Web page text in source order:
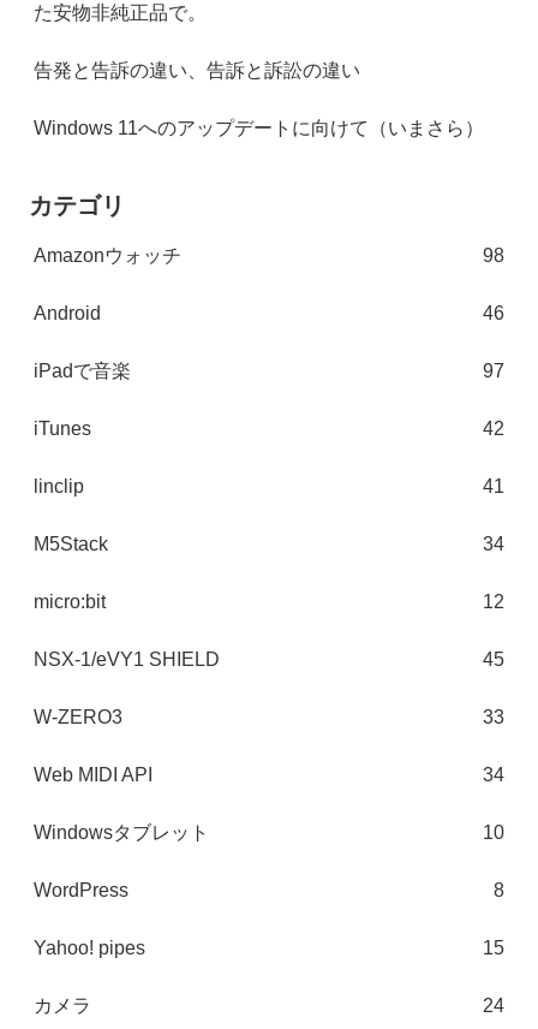
た安物非純正品で。
告発と告訴の違い、告訴と訴訟の違い
Windows 11へのアップデートに向けて（いまさら）
カテゴリ
Amazonウォッチ 98
Android 46
iPadで音楽 97
iTunes 42
linclip 41
M5Stack 34
micro:bit 12
NSX-1/eVY1 SHIELD 45
W-ZERO3 33
Web MIDI API 34
Windowsタブレット 10
WordPress 8
Yahoo! pipes 15
カメラ 24